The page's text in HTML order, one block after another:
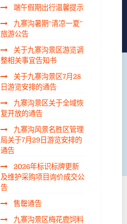
端午假期出行温馨提示
九寨沟暑期“清凉一夏”
旅游公告
关于九寨沟景区游览调
整相关事宜告知书
关于九寨沟景区7月28
日游览安排的通告
九寨沟景区关于全域恢
复开放的通告
九寨沟风景名胜区管理
局关于7月29日游览安排的
通告
2026年标识标牌更新
及维护采购项目询价成交公
告
售罄通告
九寨沟景区梅花鹿饲料